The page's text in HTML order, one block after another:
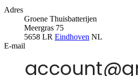
Adres
Groene Thuisbatterijen
Meergras 75
5658 LR Eindhoven NL
E-mail